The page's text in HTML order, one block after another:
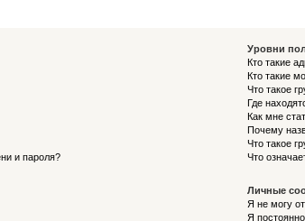
и пароля?
Уровни
Кто такие
Кто такие
Что такое
Где
Как мне
Почему
Что такое
Что
Личные
Я не могу
Я